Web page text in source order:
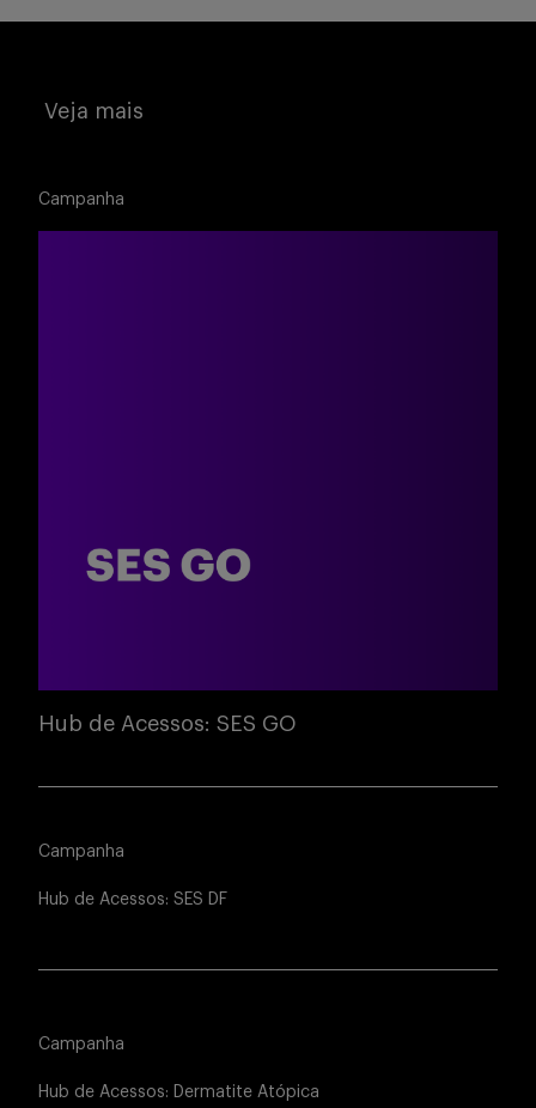
Veja mais
Campanha
Hub de Acessos: SES GO
Campanha
Hub de Acessos: SES DF
Campanha
Hub de Acessos: Dermatite Atópica